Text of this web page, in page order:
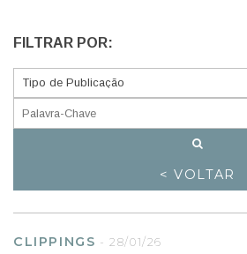
FILTRAR POR:
< VOLTAR
CLIPPINGS - 28/01/26